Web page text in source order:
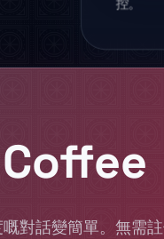
控。
對話變簡單。無需